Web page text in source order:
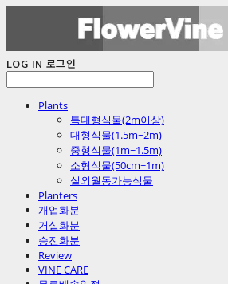
LOG IN 로그인
Plants
특대형식물(2m이상)
대형식물(1.5m~2m)
중형식물(1m~1.5m)
소형식물(50cm~1m)
실외월동가능식물
Planters
개업화분
거실화분
승진화분
Review
VINE CARE